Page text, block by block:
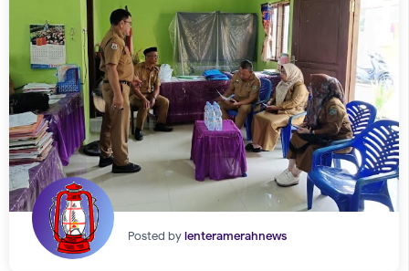
Posted bylenteramerahnews